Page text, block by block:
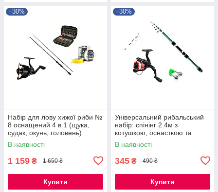
–30%
Набір для лову хижої риби №
8 оснащений 4 в 1 (щука,
судак, окунь, головень)
В наявності
1 159 ₴ 1 650 ₴
Купити
–30%
Універсальний рибальський
набір: спінінг 2.4м з
котушкою, оснасткою та
сигналізатором
В наявності
345 ₴ 490 ₴
Купити